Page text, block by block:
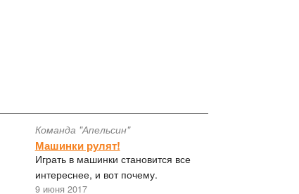
Команда "Апельсин"
Машинки рулят!
Играть в машинки становится все
интереснее, и вот почему.
9 июня 2017